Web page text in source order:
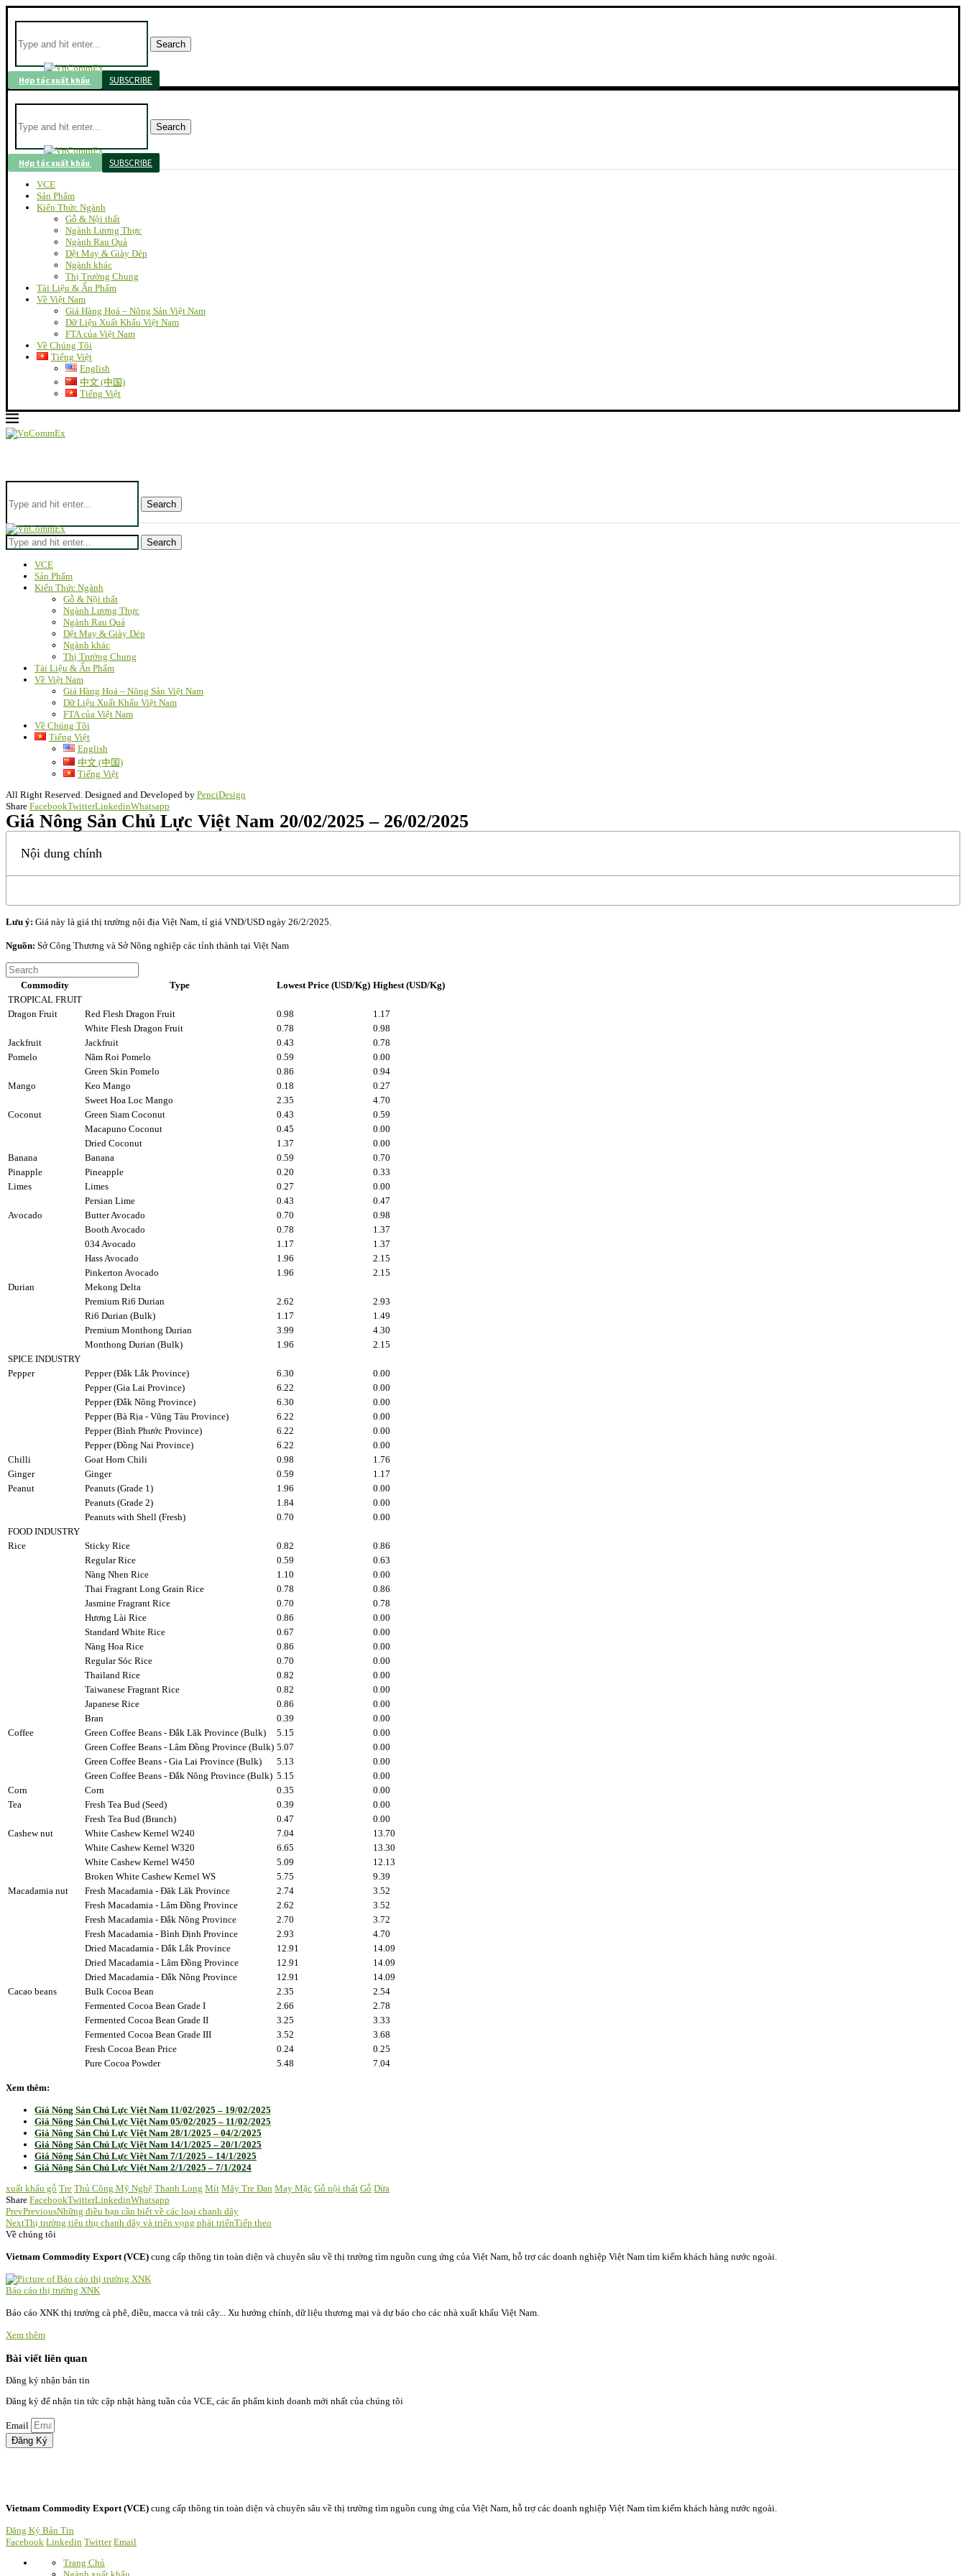
Search
Hợp tác xuất khẩu SUBSCRIBE
Search
Hợp tác xuất khẩu SUBSCRIBE
VCE
Sản Phẩm
Kiến Thức Ngành
Gỗ & Nội thất
Ngành Lương Thực
Ngành Rau Quả
Dệt May & Giày Dép
Ngành khác
Thị Trường Chung
Tài Liệu & Ấn Phẩm
Về Việt Nam
Giá Hàng Hoá – Nông Sản Việt Nam
Dữ Liệu Xuất Khẩu Việt Nam
FTA của Việt Nam
Về Chúng Tôi
Tiếng Việt
English
中文 (中国)
Tiếng Việt
Search
Search
VCE
Sản Phẩm
Kiến Thức Ngành
Gỗ & Nội thất
Ngành Lương Thực
Ngành Rau Quả
Dệt May & Giày Dép
Ngành khác
Thị Trường Chung
Tài Liệu & Ấn Phẩm
Về Việt Nam
Giá Hàng Hoá – Nông Sản Việt Nam
Dữ Liệu Xuất Khẩu Việt Nam
FTA của Việt Nam
Về Chúng Tôi
Tiếng Việt
English
中文 (中国)
Tiếng Việt
All Right Reserved. Designed and Developed by PenciDesign
Share FacebookTwitterLinkedinWhatsapp
Giá Nông Sản Chủ Lực Việt Nam 20/02/2025 – 26/02/2025
Nội dung chính
Lưu ý: Giá này là giá thị trường nội địa Việt Nam, tỉ giá VND/USD ngày 26/2/2025.
Nguồn: Sở Công Thương và Sở Nông nghiệp các tỉnh thành tại Việt Nam
Commodity Type Lowest Price (USD/Kg) Highest (USD/Kg)
TROPICAL FRUIT
Dragon Fruit
Red Flesh Dragon Fruit 0.98
1.17
White Flesh Dragon Fruit
0.78
0.98
Jackfruit
Jackfruit 0.43
0.78
Pomelo
Năm Roi Pomelo 0.59
0.00
Green Skin Pomelo
0.86
0.94
Mango
Keo Mango 0.18
0.27
Sweet Hoa Loc Mango
2.35
4.70
Coconut
Green Siam Coconut 0.43
0.59
Macapuno Coconut
0.45
0.00
Dried Coconut
1.37
0.00
Banana
Banana 0.59
0.70
Pinapple
Pineapple 0.20
0.33
Limes
Limes 0.27
0.00
Persian Lime
0.43
0.47
Avocado
Butter Avocado 0.70
0.98
Booth Avocado
0.78
1.37
034 Avocado
1.17
1.37
Hass Avocado
1.96
2.15
Pinkerton Avocado
1.96
2.15
Durian
Mekong Delta
Premium Ri6 Durian
2.62
2.93
Ri6 Durian (Bulk)
1.17
1.49
Premium Monthong Durian
3.99
4.30
Monthong Durian (Bulk)
1.96
2.15
SPICE INDUSTRY
Pepper
Pepper (Đắk Lắk Province) 6.30
0.00
Pepper (Gia Lai Province)
6.22
0.00
Pepper (Đắk Nông Province)
6.30
0.00
Pepper (Bà Rịa - Vũng Tàu Province)
6.22
0.00
Pepper (Bình Phước Province)
6.22
0.00
Pepper (Đồng Nai Province)
6.22
0.00
Chilli
Goat Horn Chili 0.98
1.76
Ginger
Ginger 0.59
1.17
Peanut
Peanuts (Grade 1) 1.96
0.00
Peanuts (Grade 2)
1.84
0.00
Peanuts with Shell (Fresh)
0.70
0.00
FOOD INDUSTRY
Rice
Sticky Rice 0.82
0.86
Regular Rice
0.59
0.63
Nàng Nhen Rice
1.10
0.00
Thai Fragrant Long Grain Rice
0.78
0.86
Jasmine Fragrant Rice
0.70
0.78
Hương Lài Rice
0.86
0.00
Standard White Rice
0.67
0.00
Nàng Hoa Rice
0.86
0.00
Regular Sóc Rice
0.70
0.00
Thailand Rice
0.82
0.00
Taiwanese Fragrant Rice
0.82
0.00
Japanese Rice
0.86
0.00
Bran
0.39
0.00
Coffee
Green Coffee Beans - Đắk Lăk Province (Bulk) 5.15
0.00
Green Coffee Beans - Lâm Đồng Province (Bulk) 5.07
0.00
Green Coffee Beans - Gia Lai Province (Bulk)
5.13
0.00
Green Coffee Beans - Đắk Nông Province (Bulk) 5.15
0.00
Corn
Corn 0.35
0.00
Tea
Fresh Tea Bud (Seed) 0.39
0.00
Fresh Tea Bud (Branch)
0.47
0.00
Cashew nut
White Cashew Kernel W240 7.04
13.70
White Cashew Kernel W320
6.65
13.30
White Cashew Kernel W450
5.09
12.13
Broken White Cashew Kernel WS
5.75
9.39
Macadamia nut
Fresh Macadamia - Đăk Lăk Province 2.74
3.52
Fresh Macadamia - Lâm Đồng Province
2.62
3.52
Fresh Macadamia - Đắk Nông Province
2.70
3.72
Fresh Macadamia - Bình Định Province
2.93
4.70
Dried Macadamia - Đắk Lắk Province
12.91
14.09
Dried Macadamia - Lâm Đồng Province
12.91
14.09
Dried Macadamia - Đắk Nông Province
12.91
14.09
Cacao beans
Bulk Cocoa Bean 2.35
2.54
Fermented Cocoa Bean Grade I
2.66
2.78
Fermented Cocoa Bean Grade II
3.25
3.33
Fermented Cocoa Bean Grade III
3.52
3.68
Fresh Cocoa Bean Price
0.24
0.25
Pure Cocoa Powder
5.48 7.04
Xem thêm:
Giá Nông Sản Chủ Lực Việt Nam 11/02/2025 – 19/02/2025
Giá Nông Sản Chủ Lực Việt Nam 05/02/2025 – 11/02/2025
Giá Nông Sản Chủ Lực Việt Nam 28/1/2025 – 04/2/2025
Giá Nông Sản Chủ Lực Việt Nam 14/1/2025 – 20/1/2025
Giá Nông Sản Chủ Lực Việt Nam 7/1/2025 – 14/1/2025
Giá Nông Sản Chủ Lực Việt Nam 2/1/2025 – 7/1/2024
xuất khẩu gỗ Tre Thủ Công Mỹ Nghệ Thanh Long Mít Mây Tre Đan May Mặc Gỗ nội thất Gỗ Dừa
Share FacebookTwitterLinkedinWhatsapp
PrevPreviousNhững điều bạn cần biết về các loại chanh dây
NextThị trường tiêu thụ chanh dây và triển vọng phát triểnTiếp theo
Về chúng tôi
Vietnam Commodity Export (VCE) cung cấp thông tin toàn diện và chuyên sâu về thị trường tìm nguồn cung ứng của Việt Nam, hỗ trợ các doanh nghiệp Việt Nam tìm kiếm khách hàng nước ngoài.
Báo cáo thị trường XNK
Báo cáo XNK thị trường cà phê, điều, macca và trái cây... Xu hướng chính, dữ liệu thương mại và dự báo cho các nhà xuất khẩu Việt Nam.
Xem thêm
Bài viết liên quan
Đăng ký nhận bản tin
Đăng ký để nhận tin tức cập nhật hàng tuần của VCE, các ấn phẩm kinh doanh mới nhất của chúng tôi
Email
Đăng Ký
Vietnam Commodity Export (VCE) cung cấp thông tin toàn diện và chuyên sâu về thị trường tìm nguồn cung ứng của Việt Nam, hỗ trợ các doanh nghiệp Việt Nam tìm kiếm khách hàng nước ngoài.
Đăng Ký Bản Tin
Facebook Linkedin Twitter Email
Trang Chủ